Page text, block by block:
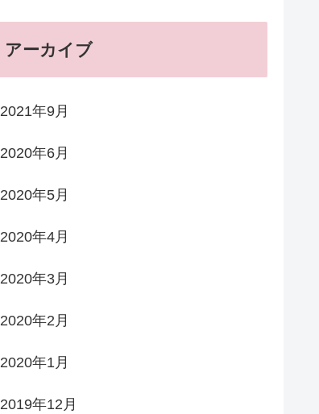
アーカイブ
2021年9月
2020年6月
2020年5月
2020年4月
2020年3月
2020年2月
2020年1月
2019年12月